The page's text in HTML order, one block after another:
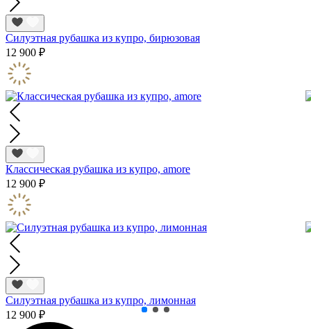
Силуэтная рубашка из купро, бирюзовая
12 900 ₽
Классическая рубашка из купро, amore
12 900 ₽
Силуэтная рубашка из купро, лимонная
12 900 ₽